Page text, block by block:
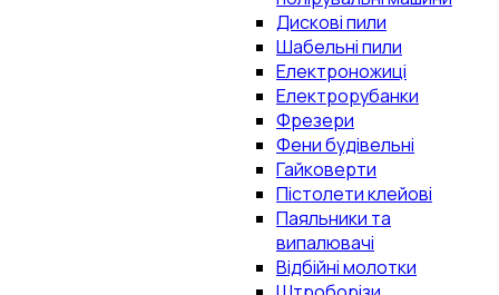
Дискові пили
Шабельні пили
Електроножиці
Електрорубанки
Фрезери
Фени будівельні
Гайковерти
Пістолети клейові
Паяльники та
випалювачі
Відбійні молотки